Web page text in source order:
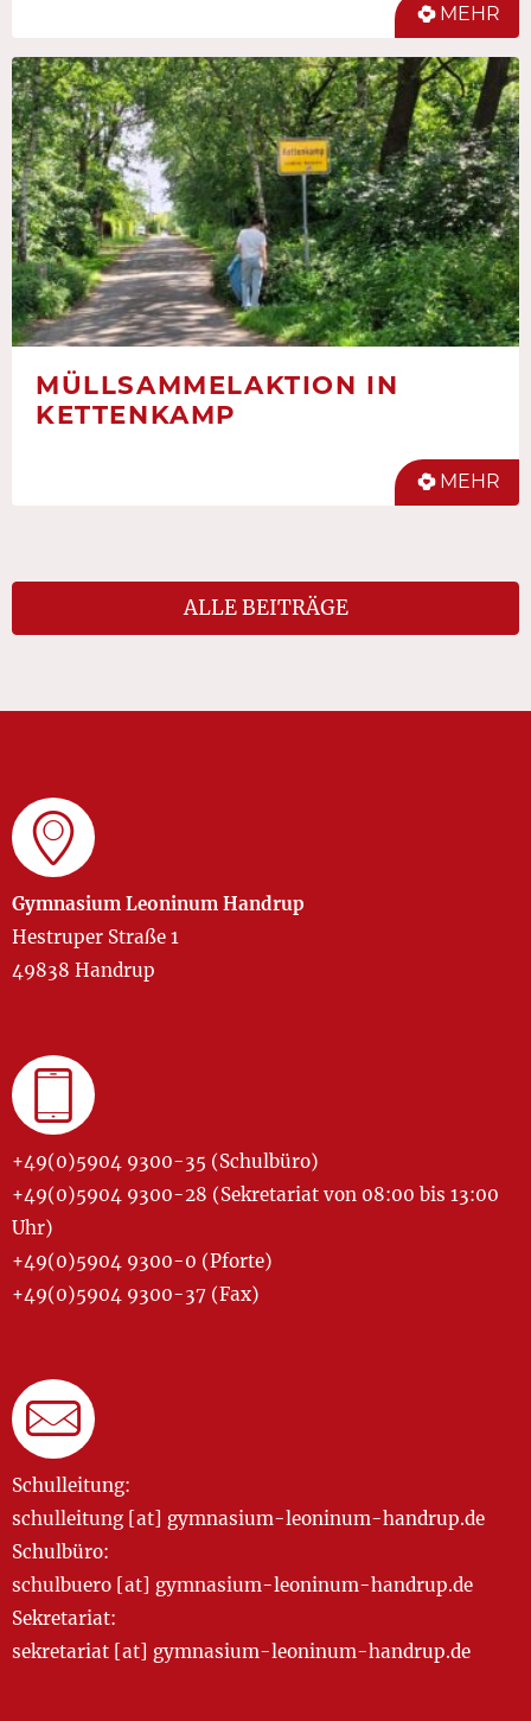
MEHR
MÜLLSAMMELAKTION IN
KETTENKAMP
MEHR
ALLE BEITRÄGE
Gymnasium Leoninum Handrup
Hestruper Straße 1
49838 Handrup
+49(0)5904 9300-35 (Schulbüro)
+49(0)5904 9300-28 (Sekretariat von 08:00 bis 13:00
Uhr)
+49(0)5904 9300-0 (Pforte)
+49(0)5904 9300-37 (Fax)
Schulleitung:
schulleitung [at] gymnasium-leoninum-handrup.de
Schulbüro:
schulbuero [at] gymnasium-leoninum-handrup.de
Sekretariat:
sekretariat [at] gymnasium-leoninum-handrup.de